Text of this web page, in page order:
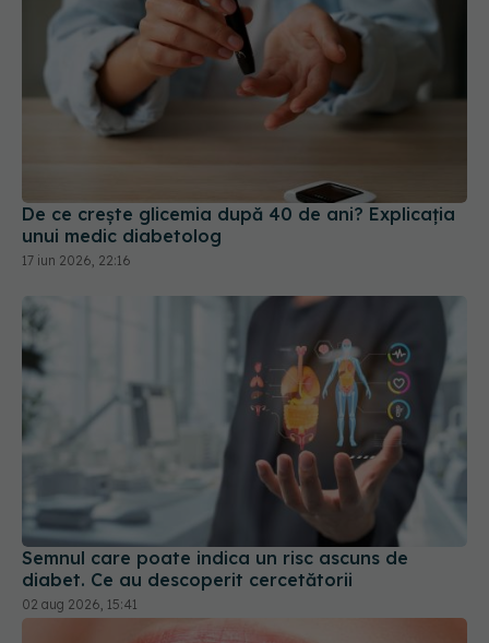
De ce crește glicemia după 40 de ani? Explicația
unui medic diabetolog
17 iun 2026, 22:16
Semnul care poate indica un risc ascuns de
diabet. Ce au descoperit cercetătorii
02 aug 2026, 15:41